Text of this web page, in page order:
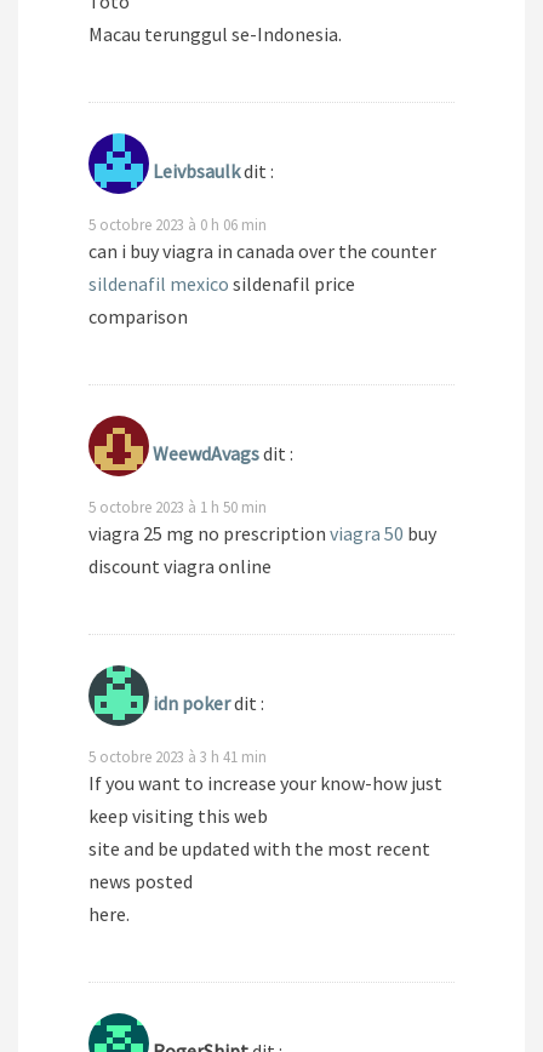
Macau terunggul se-Indonesia.
Leivbsaulkdit :
5 octobre 2023 à 0 h 06 min
can i buy viagra in canada over the counter
sildenafil mexico sildenafil price
comparison
WeewdAvagsdit :
5 octobre 2023 à 1 h 50 min
viagra 25 mg no prescription viagra 50 buy
discount viagra online
idn pokerdit :
5 octobre 2023 à 3 h 41 min
If you want to increase your know-how just
keep visiting this web
site and be updated with the most recent
news posted
here.